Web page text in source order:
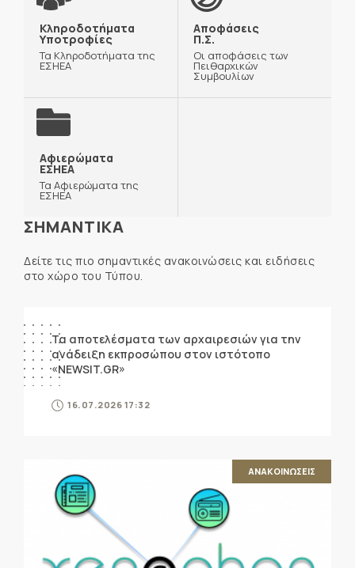
Κληροδοτήματα
Υποτροφίες
Τα Κληροδοτήματα της
ΕΣΗΕΑ
Αποφάσεις
Π.Σ.
Οι αποφάσεις των
Πειθαρχικών
Συμβουλίων
Αφιερώματα
ΕΣΗΕΑ
Τα Αφιερώματα της
ΕΣΗΕΑ
ΣΗΜΑΝΤΙΚΑ
Δείτε τις πιο σημαντικές ανακοινώσεις και ειδήσεις
στο χώρο του Τύπου.
Τα αποτελέσματα των αρχαιρεσιών για την
ανάδειξη εκπροσώπου στον ιστότοπο
«NEWSIT.GR»
16.07.2026 17:32
ΑΝΑΚΟΙΝΩΣΕΙΣ